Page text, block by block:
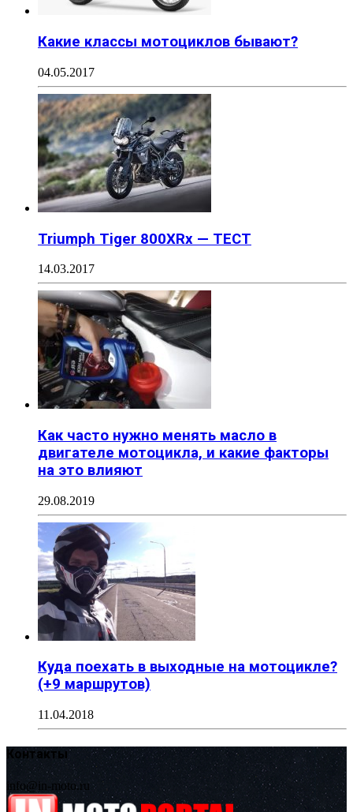
Какие классы мотоциклов бывают?
04.05.2017
Triumph Tiger 800XRx — ТЕСТ
14.03.2017
Как часто нужно менять масло в
двигателе мотоцикла, и какие факторы
на это влияют
29.08.2019
Куда поехать в выходные на мотоцикле?
(+9 маршрутов)
11.04.2018
Контакты
info@in-moto.ru